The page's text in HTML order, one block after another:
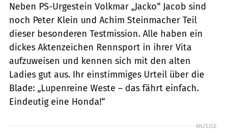
Neben PS-Urgestein Volkmar „Jacko“ Jacob sind
noch Peter Klein und Achim Steinmacher Teil
dieser besonderen Testmission. Alle haben ein
dickes Aktenzeichen Rennsport in ihrer Vita
aufzuweisen und kennen sich mit den alten
Ladies gut aus. Ihr einstimmiges Urteil über die
Blade: „Lupenreine Weste – das fährt einfach.
Eindeutig eine Honda!“
ANZEIGE